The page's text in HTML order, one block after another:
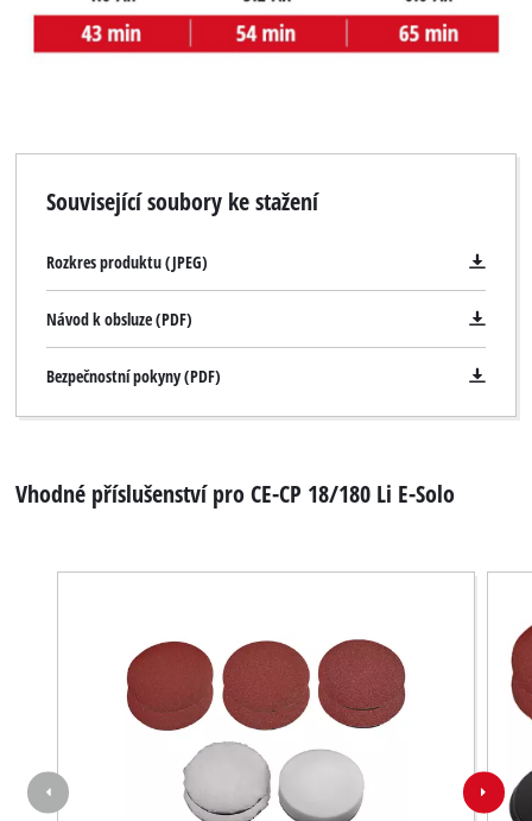
Související soubory ke stažení
Rozkres produktu (JPEG)
Návod k obsluze (PDF)
Bezpečnostní pokyny (PDF)
Vhodné příslušenství pro CE-CP 18/180 Li E-Solo